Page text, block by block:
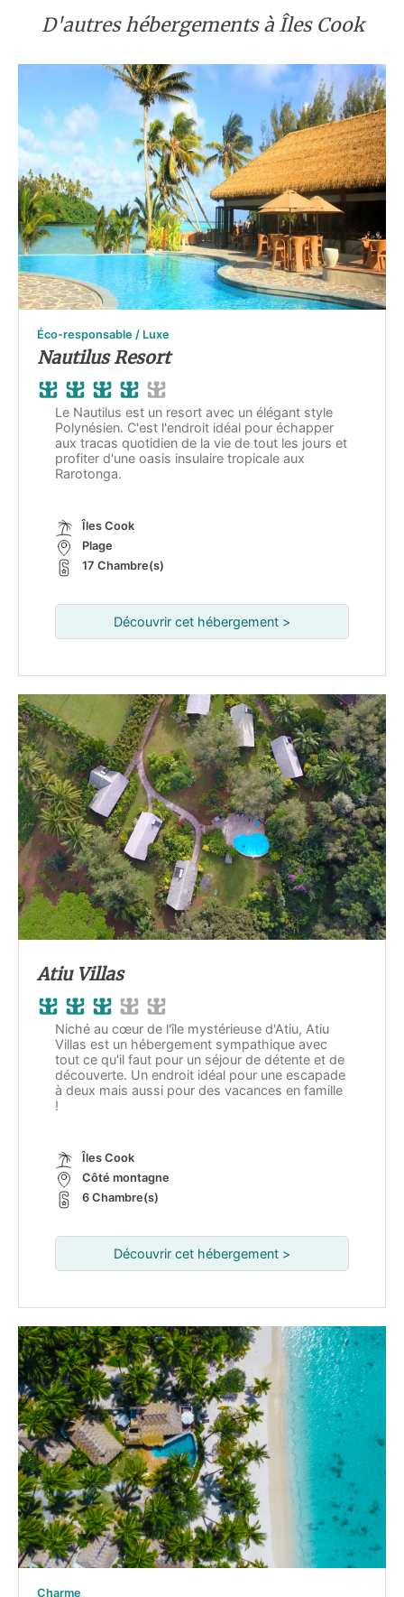
D'autres hébergements à Îles Cook
Éco-responsable / Luxe
Nautilus Resort
Le Nautilus est un resort avec un élégant style
Polynésien. C'est l'endroit idéal pour échapper
aux tracas quotidien de la vie de tout les jours et
profiter d'une oasis insulaire tropicale aux
Rarotonga.
Îles Cook
Plage
17 Chambre(s)
Découvrir cet hébergement >
Atiu Villas
Niché au cœur de l'île mystérieuse d'Atiu, Atiu
Villas est un hébergement sympathique avec
tout ce qu'il faut pour un séjour de détente et de
découverte. Un endroit idéal pour une escapade
à deux mais aussi pour des vacances en famille
!
Îles Cook
Côté montagne
6 Chambre(s)
Découvrir cet hébergement >
Charme